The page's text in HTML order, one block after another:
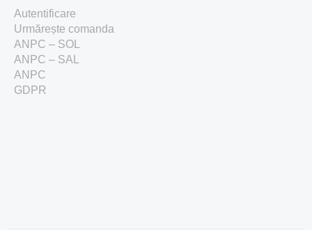
Autentificare
Urmărește comanda
ANPC – SOL
ANPC – SAL
ANPC
GDPR